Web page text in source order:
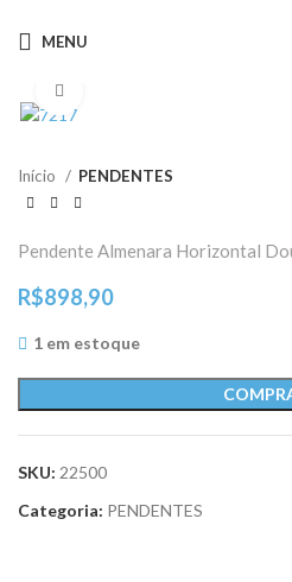
MENU
Início PENDENTES
Pendente Almenara Horizontal
R$898,90
1 em estoque
SKU: 22500
Categoria: PENDENTES